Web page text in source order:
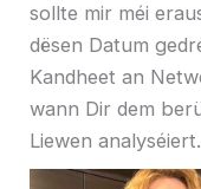
sollte mir méi
dësen Datum
Kandheet an
wann Dir dem
Liewen analyséiert.